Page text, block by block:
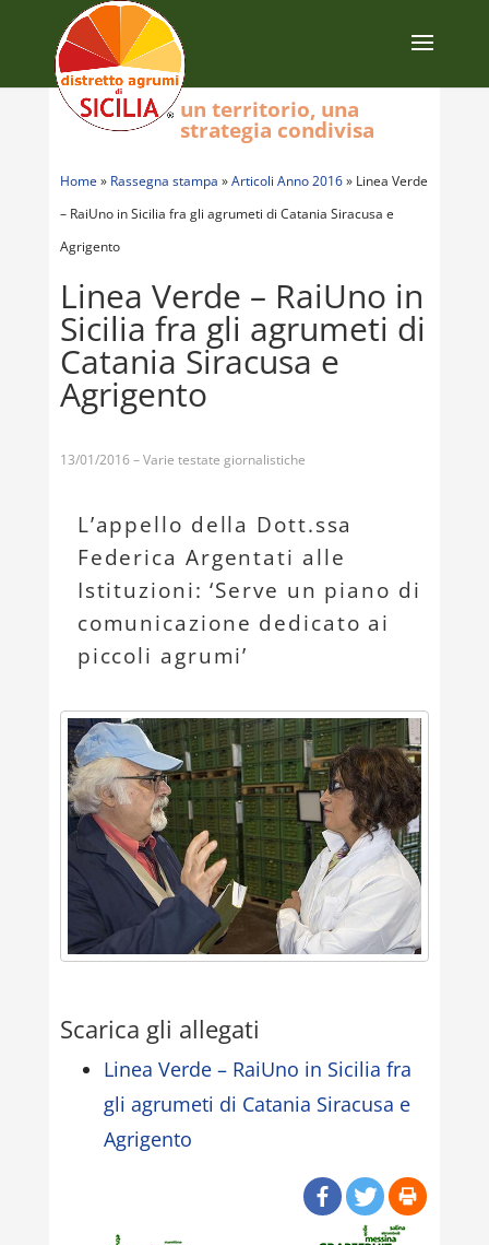
Home » Rassegna stampa »Articoli Anno 2016» Linea Verde
– RaiUno in Sicilia fra gli agrumeti di Catania Siracusa e
Agrigento
Linea Verde – RaiUno in
Sicilia fra gli agrumeti di
Catania Siracusa e
Agrigento
13/01/2016 – Varie testate giornalistiche
L’appello della Dott.ssa
Federica Argentati alle
Istituzioni: ‘Serve un piano di
comunicazione dedicato ai
piccoli agrumi’
Scarica gli allegati
Linea Verde – RaiUno in Sicilia fra
gli agrumeti di Catania Siracusa e
Agrigento
un territorio, una
strategia condivisa